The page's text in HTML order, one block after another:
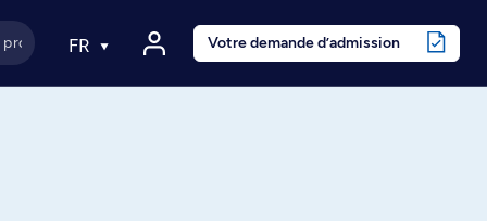
FR Votre demande d’admission